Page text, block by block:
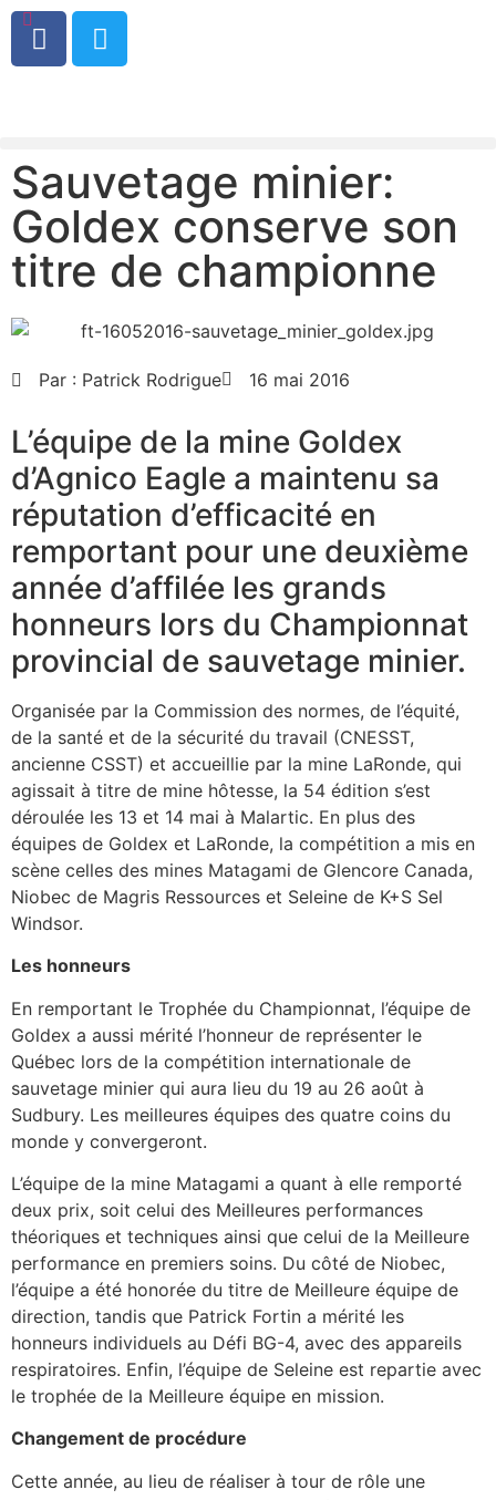
0
Sauvetage minier:
Goldex conserve son
titre de championne
Par : Patrick Rodrigue 16 mai 2016
L’équipe de la mine Goldex
d’Agnico Eagle a maintenu sa
réputation d’efficacité en
remportant pour une deuxième
année d’affilée les grands
honneurs lors du Championnat
provincial de sauvetage minier.
Organisée par la Commission des normes, de l’équité,
de la santé et de la sécurité du travail (CNESST,
ancienne CSST) et accueillie par la mine LaRonde, qui
agissait à titre de mine hôtesse, la 54 édition s’est
déroulée les 13 et 14 mai à Malartic. En plus des
équipes de Goldex et LaRonde, la compétition a mis en
scène celles des mines Matagami de Glencore Canada,
Niobec de Magris Ressources et Seleine de K+S Sel
Windsor.
Les honneurs
En remportant le Trophée du Championnat, l’équipe de
Goldex a aussi mérité l’honneur de représenter le
Québec lors de la compétition internationale de
sauvetage minier qui aura lieu du 19 au 26 août à
Sudbury. Les meilleures équipes des quatre coins du
monde y convergeront.
L’équipe de la mine Matagami a quant à elle remporté
deux prix, soit celui des Meilleures performances
théoriques et techniques ainsi que celui de la Meilleure
performance en premiers soins. Du côté de Niobec,
l’équipe a été honorée du titre de Meilleure équipe de
direction, tandis que Patrick Fortin a mérité les
honneurs individuels au Défi BG-4, avec des appareils
respiratoires. Enfin, l’équipe de Seleine est repartie avec
le trophée de la Meilleure équipe en mission.
Changement de procédure
Cette année, au lieu de réaliser à tour de rôle une